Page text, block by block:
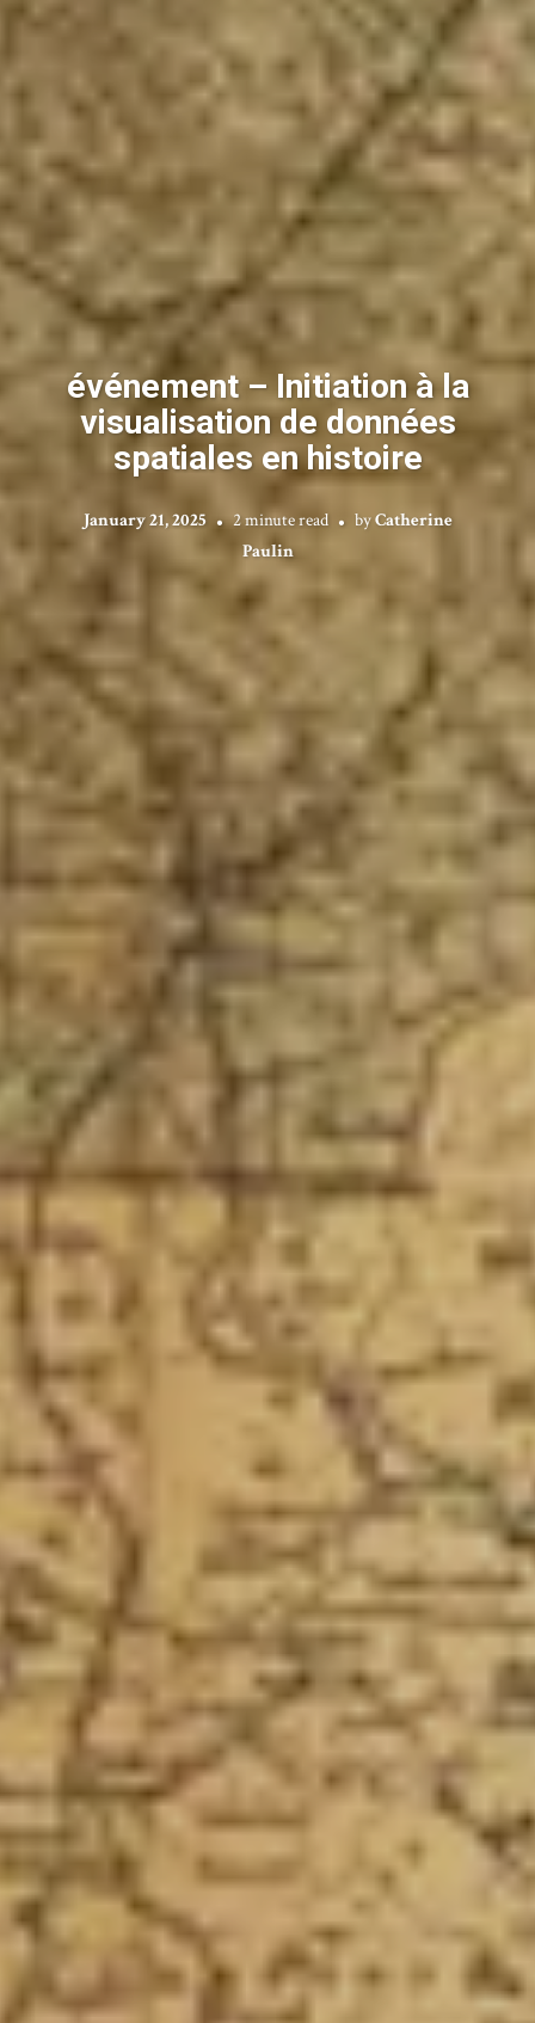
événement – Initiation à la
visualisation de données
spatiales en histoire
January 21, 2025 2 minute read byCatherine
Paulin